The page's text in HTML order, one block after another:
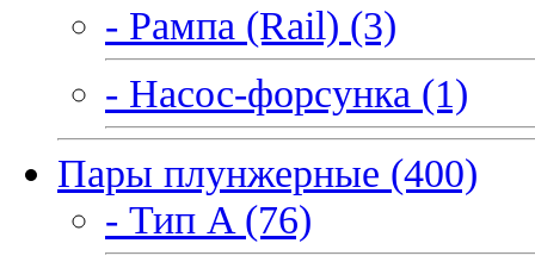
- Рампа (Rail) (3)
- Насос-форсунка (1)
Пары плунжерные (400)
- Тип A (76)